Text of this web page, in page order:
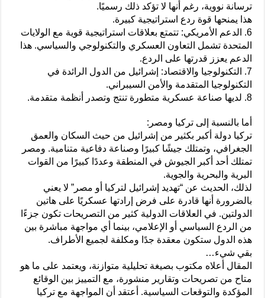
ترسانة نووية، رغم أنها لا تؤكد ذلك رسميًا.
هذا يمنحها قوة ردع استراتيجية كبيرة.
6. الدعم الأمريكي: تتمتع بعلاقات استراتيجية قوية مع الولايات
المتحدة تشمل التعاون العسكري والتكنولوجي والسياسي. هذا
الدعم يعزز قدرتها على الردع.
7. التكنولوجيا والاقتصاد: إشرائيل من الدول الرائدة في
التكنولوجيا المتقدمة والأمن السيبراني.
8. لديها صناعة عسكرية متطورة تنتج وتصدر أنظمة متقدمة.
أما بالنسبة إلى تركيا ومصر:
تركيا دولة أكبر بكثير من إشرائيل من حيث السكان والعمق
الجغرافي، وتمتلك جيشًا كبيرًا وصناعة دفاعية متنامية. ومصر
تمتلك أحد أكبر الجيوش في المنطقة وعددًا كبيرًا من القوات
البرية والبحرية والجوية.
لذلك، الحديث عن “تهديد إشرائيل لتركيا أو مصر” لا يعني
بالضرورة أنها قادرة على فرض إرادتها عسكريًا على هاتين
الدولتين. في العلاقات الدولية كثير من التصريحات تكون جزءًا
من الردع السياسي أو الإعلامي، بينما أي مواجهة مباشرة بين
هذه الدول ستكون معقدة جدًا ومكلفة لجميع الأطراف.
بقي شيء…
المقال أعلاه مكتوب بصيغة تحليلية متوازنة، ويعتمد على ما هو
متاح من تصريحات وتقارير منشورة، مع التمييز بين الوقائع
المؤكدة والتوقعات السياسية. أعتقد أن المواجهة مع تركيا